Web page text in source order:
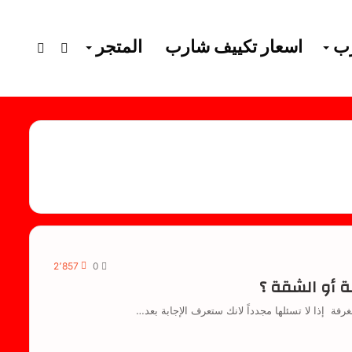
اسعار تكييف شارب المتجر
التسوق
فيسبوك
0 2٬857
أو الشقة ؟
لا تسئلها مجدداً لانك ستعرف الإجابة بعد…